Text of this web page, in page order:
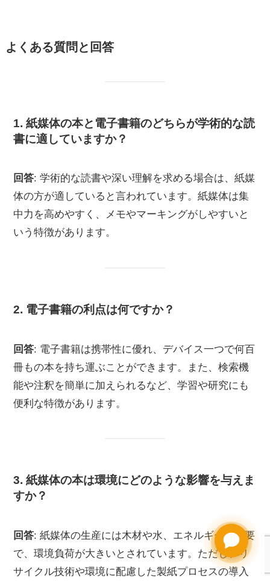
よくある質問と回答
1. 紙媒体の本と電子書籍のどちらが学術的な読
書に適していますか？
回答: 学術的な読書や深い理解を求める場合は、紙媒
体の方が適していると言われています。紙媒体は集
中力を高めやすく、メモやマーキングがしやすいと
いう特徴があります。
2. 電子書籍の利点は何ですか？
回答: 電子書籍は携帯性に優れ、デバイス一つで何百
冊もの本を持ち運ぶことができます。また、検索機
能や注釈を簡単に加えられるなど、学習や研究にも
便利な特徴があります。
3. 紙媒体の本は環境にどのような影響を与えま
すか？
回答: 紙媒体の生産には木材や水、エネルギーが必要
で、環境負荷が大きいとされています。ただし、リ
サイクル技術や環境に配慮した製紙プロセスの導入
Need help?